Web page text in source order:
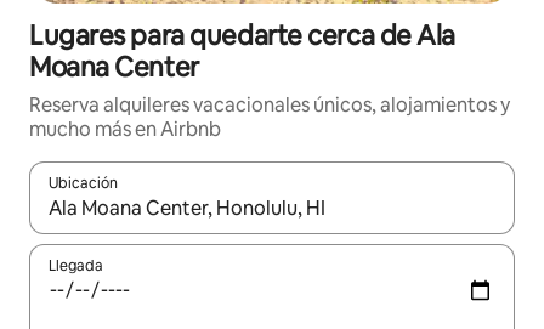
Lugares para quedarte cerca de Ala
Moana Center
Reserva alquileres vacacionales únicos, alojamientos y
mucho más en Airbnb
Ubicación
Cuando los resultados estén disponibles, navega con las
Llegada